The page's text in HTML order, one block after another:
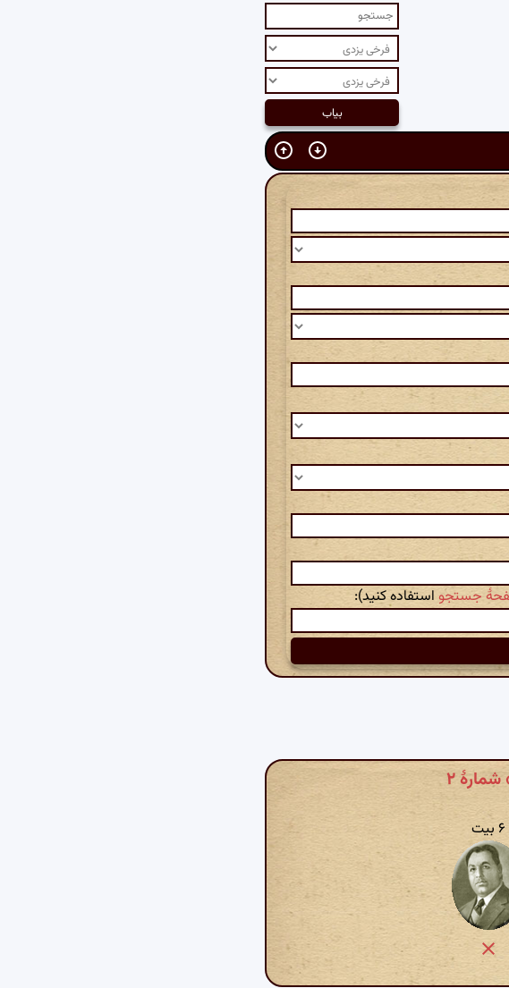
جستجو استفاده کنید):
۲
۶ بیت